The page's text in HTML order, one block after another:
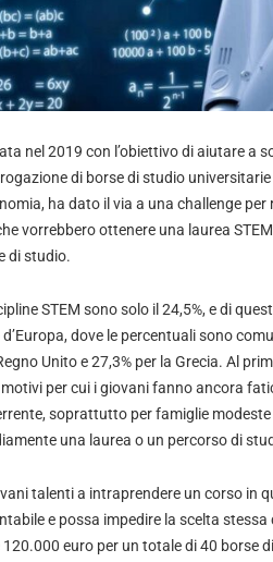
nel 2019 con l’obiettivo di aiutare a
di borse di studio
ha dato il via a una challenge
vorrebbero ottenere una laurea
di studio.
STEM sono solo il 24,5%, e di
dove le percentuali sono
Unito e 27,3% per la Grecia. Al
motivi per cui i giovani fanno ancora
soprattutto per famiglie
una laurea o un percorso di
talenti a intraprendere un corso in
e possa impedire la scelta
120.000 euro per un totale di 40